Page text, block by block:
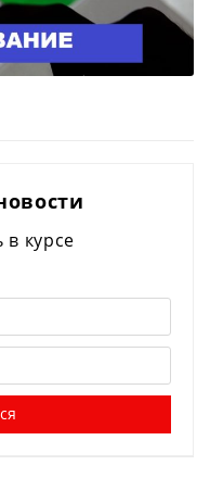
курсе